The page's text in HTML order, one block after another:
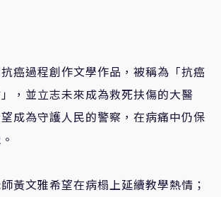
癌過程創作文學作品，被稱為「抗癌
，並立志未來成為救死扶傷的大醫
成為守護人民的警察，在病痛中仍保
黃文雅希望在病榻上延續教學熱情；